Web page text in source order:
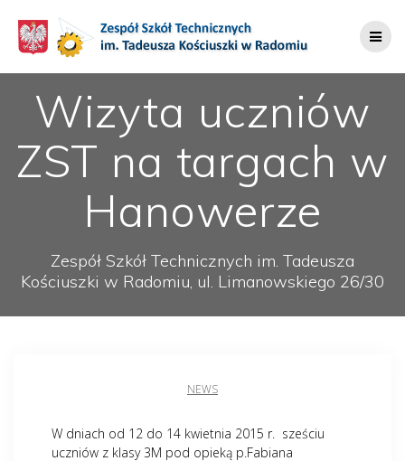
do
treści
Wizyta uczniów
ZST na targach w
Hanowerze
Zespół Szkół Technicznych im. Tadeusza
Kościuszki w Radomiu, ul. Limanowskiego 26/30
NEWS
W dniach od 12 do 14 kwietnia 2015 r. sześciu
uczniów z klasy 3M pod opieką p.Fabiana